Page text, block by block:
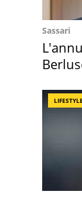
Sassari
LIFESTYLE